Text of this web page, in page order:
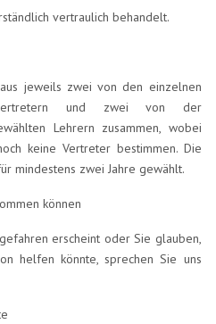
vertraulich behandelt.
jeweils zwei von den einzelnen
und zwei von der
Lehrern zusammen, wobei
keine Vertreter bestimmen. Die
mindestens zwei Jahre gewählt.
können
erscheint oder Sie glauben,
helfen könnte, sprechen Sie uns